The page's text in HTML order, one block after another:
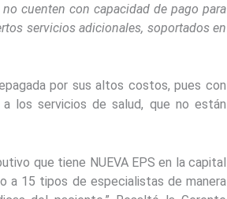
cuenten con capacidad de pago para
servicios adicionales, soportados en
por sus altos costos, pues con
los servicios de salud, que no están
que tiene NUEVA EPS en la capital
a 15 tipos de especialistas de manera